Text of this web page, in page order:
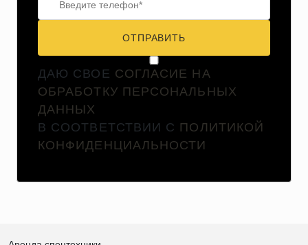
ОТПРАВИТЬ
ДАЮ СВОЕ СОГЛАСИЕ НА
ОБРАБОТКУ ПЕРСОНАЛЬНЫХ
ДАННЫХ
В СООТВЕТСТВИИ С ПОЛИТИКОЙ
КОНФИДЕНЦИАЛЬНОСТИ